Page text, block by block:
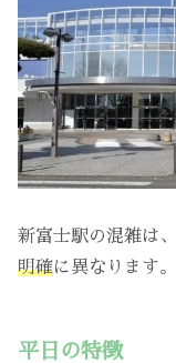
新富士駅の混雑は、
明確に異なります。
平日の特徴